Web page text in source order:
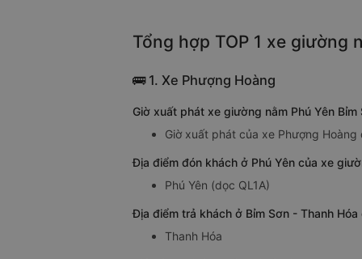
Tổng hợp TOP 1 xe
🚌 1. Xe Phượng Hoàng
Giờ xuất phát xe giường nằm Phú Yên
Giờ xuất phát của xe Phượng
Địa điểm đón khách ở Phú Yên của xe
Phú Yên (dọc QL1A)
Địa điểm trả khách ở Bỉm Sơn - Thanh
Thanh Hóa